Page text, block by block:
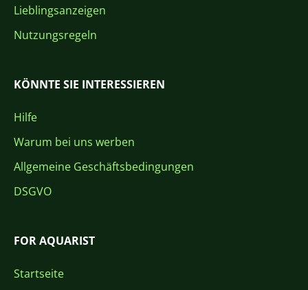
Lieblingsanzeigen
Nutzungsregeln
KÖNNTE SIE INTERESSIEREN
Hilfe
Warum bei uns werben
Allgemeine Geschäftsbedingungen
DSGVO
FOR AQUARIST
Startseite